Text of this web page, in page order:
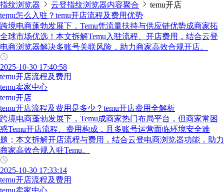
指纹浏览器 云登指纹浏览器内容聚合
temu开店
temu怎么入驻？temu开店流程及费用优势
跨境电商蓬勃发展下，Temu凭流量扶持与供应链优势成商家拓
全球市场优选！本文拆解Temu入驻流程、开店费用，结合云登
电商浏览器解决多账号关联风险，助力商家高效合规开店。
2025-10-30 17:40:58
temu开店流程及费用
temu卖家中心
temu开店
temu开店流程及费用是多少？temu开店费用全解析
跨境电商蓬勃发展下，Temu成商家热门布局平台，但商家常困
惑Temu开店流程、费用构成，且多账号运营面临环境安全难
题；本文拆解开店流程与费用，结合云登电商浏览器功能，助力
商家高效合规入驻Temu。
2025-10-30 17:33:14
temu开店流程及费用
temu卖家中心